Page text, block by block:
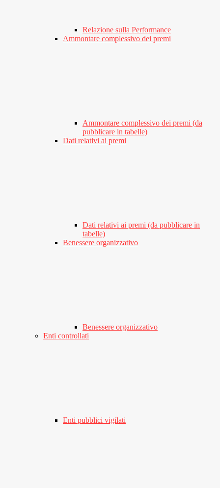
Relazione sulla Performance
Ammontare complessivo dei premi
Ammontare complessivo dei premi (da
pubblicare in tabelle)
Dati relativi ai premi
Dati relativi ai premi (da pubblicare in
tabelle)
Benessere organizzativo
Benessere organizzativo
Enti controllati
Enti pubblici vigilati